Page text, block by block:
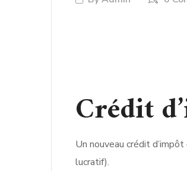
Crédit
Un nouveau crédit
lucratif).